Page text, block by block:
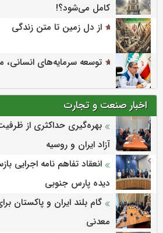
کامل می‌شود؟!
از دل زمین تا متن زندگی
توسعه سرمایه‌های انسانی،
اخبار صنعت و تجارت
بهره‌گیری حداکثری از
آزاد ایران و روسیه
انعقاد تفاهم نامه اجرایی
دیده پارس جنوبی
گام بلند ایران و پاکستان
معدنی